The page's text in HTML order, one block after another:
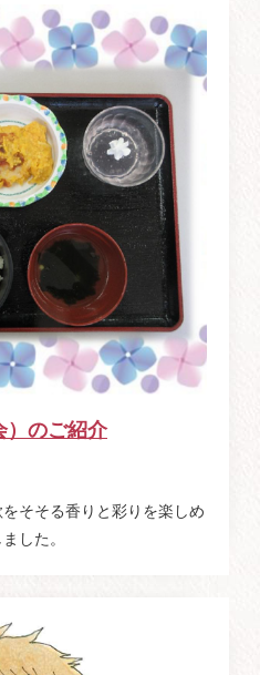
）のご紹介
そそる香りと彩りを楽しめ
した。